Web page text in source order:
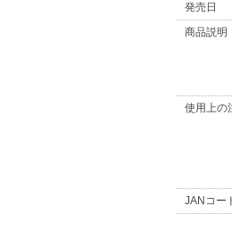
発売日
商品説明
使用上の
JANコー